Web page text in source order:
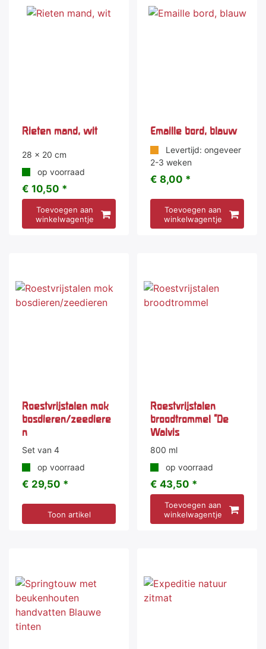
Rieten mand, wit
28 x 20 cm
op voorraad
€ 10,50 *
Toevoegen aan
winkelwagentje
Emaille bord, blauw
Levertijd: ongeveer
2-3 weken
€ 8,00 *
Toevoegen aan
winkelwagentje
Roestvrijstalen mok
bosdieren/zeediere
n
Set van 4
op voorraad
€ 29,50 *
Toon artikel
Roestvrijstalen
broodtrommel "De
Walvis
800 ml
op voorraad
€ 43,50 *
Toevoegen aan
winkelwagentje